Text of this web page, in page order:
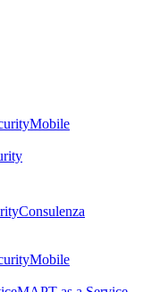
Mobile
Consulenza
Mobile